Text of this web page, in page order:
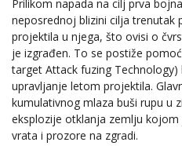
Prilikom napada na cilj prva
neposrednoj blizini cilja trenutak
projektila u njega, što ovisi o
je izgrađen. To se postiže
target Attack fuzing
upravljanje letom projektila.
kumulativnog mlaza buši rupu u
eksplozije otklanja zemlju
vrata i prozore na zgradi.